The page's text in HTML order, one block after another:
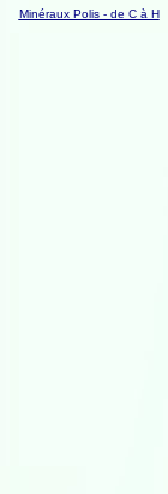
Minéraux Polis - de C à H